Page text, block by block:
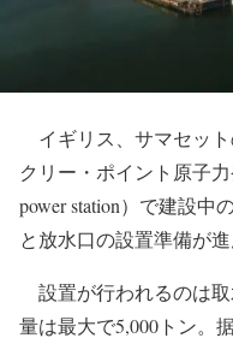
イギリス、サマセッ
クリー・ポイント原子
power station）で建設中
と放水口の設置準備が進
設置が行われるのは
量は最大で5,000トン。